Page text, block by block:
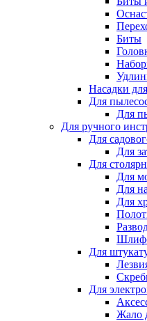
Биты
Насадки
Для
Для
Для ручного
Для
Для
Для
Для
Для
Для
Для
Для
Жало